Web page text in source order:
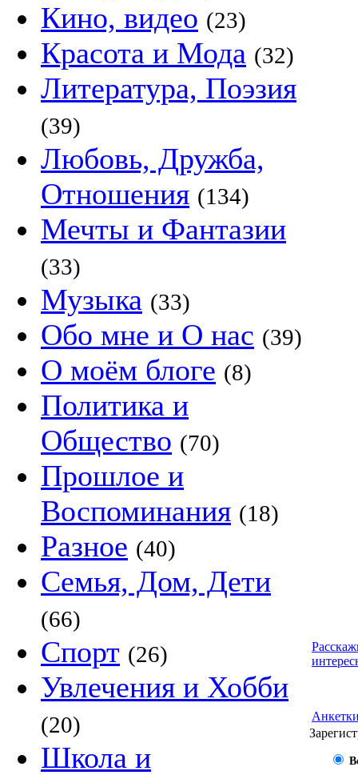
Кино, видео (23)
Красота и Мода (32)
Литература, Поэзия
(39)
Любовь, Дружба,
Отношения (134)
Мечты и Фантазии
(33)
Музыка (33)
Обо мне и О нас (39)
О моём блоге (8)
Политика и
Общество (70)
Прошлое и
Воспоминания (18)
Разное (40)
Семья, Дом, Дети
(66)
Спорт (26)
Увлечения и Хобби
(20)
Школа и